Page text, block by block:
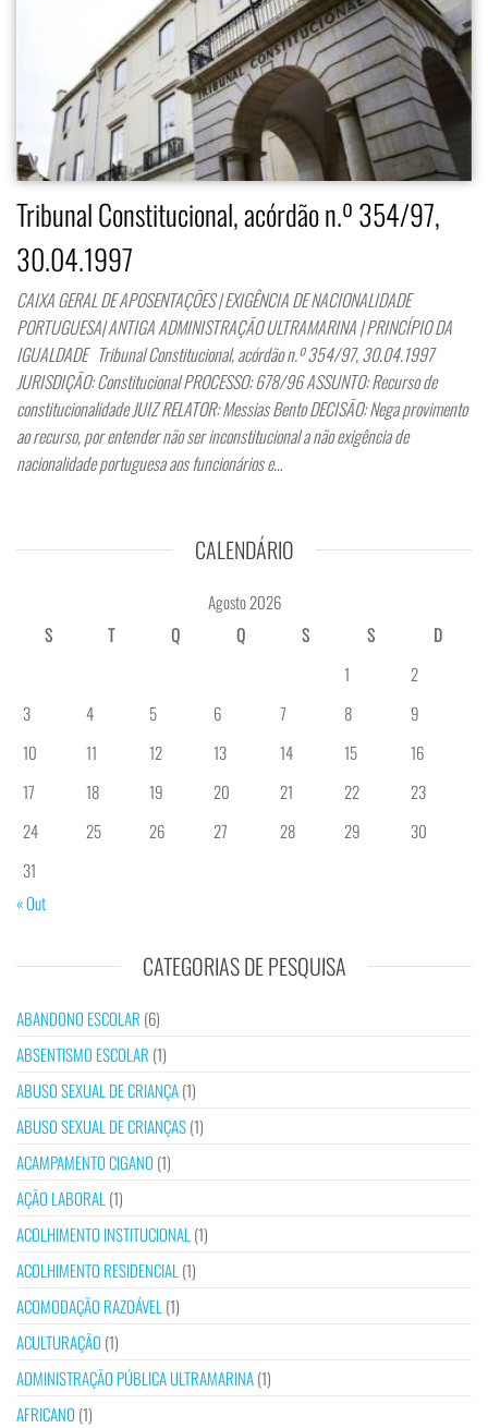
Tribunal Constitucional, acórdão n.º 354/97,
30.04.1997
CAIXA GERAL DE APOSENTAÇÕES | EXIGÊNCIA DE NACIONALIDADE
PORTUGUESA| ANTIGA ADMINISTRAÇÃO ULTRAMARINA | PRINCÍPIO DA
IGUALDADE Tribunal Constitucional, acórdão n.º 354/97, 30.04.1997
JURISDIÇÃO: Constitucional PROCESSO: 678/96 ASSUNTO: Recurso de
constitucionalidade JUIZ RELATOR: Messias Bento DECISÃO: Nega provimento
ao recurso, por entender não ser inconstitucional a não exigência de
nacionalidade portuguesa aos funcionários e…
CALENDÁRIO
Agosto 2026
S
T Q Q S S
D
1
2
3
4 5 6 7 8
9
10
11 12 13 14 15
16
17
18 19 20 21 22
23
24
25 26 27 28 29
30
31
« Out
CATEGORIAS DE PESQUISA
ABANDONO ESCOLAR (6)
ABSENTISMO ESCOLAR (1)
ABUSO SEXUAL DE CRIANÇA(1)
ABUSO SEXUAL DE CRIANÇAS(1)
ACAMPAMENTO CIGANO (1)
AÇÃO LABORAL (1)
ACOLHIMENTO INSTITUCIONAL (1)
ACOLHIMENTO RESIDENCIAL (1)
ACOMODAÇÃO RAZOÁVEL (1)
ACULTURAÇÃO (1)
ADMINISTRAÇÃO PÚBLICA ULTRAMARINA(1)
AFRICANO (1)